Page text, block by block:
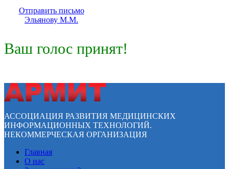
Отправить письмо
Эльянову М.М.
Ваш голос принят!
АССОЦИАЦИЯ РАЗВИТИЯ МЕДИЦИНСКИХ
ИНФОРМАЦИОННЫХ ТЕХНОЛОГИЙ.
НЕКОММЕРЧЕСКАЯ ОРГАНИЗАЦИЯ
Главная
О нас